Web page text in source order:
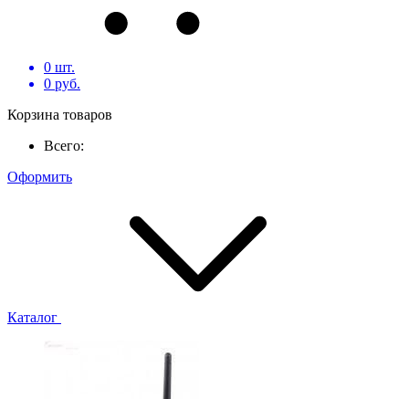
0 шт.
0 руб.
Корзина товаров
Всего:
Оформить
Каталог